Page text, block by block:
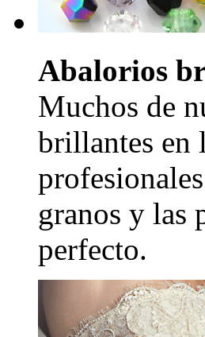
Abalorios
Muchos de
brillantes en
granos y las
perfecto.